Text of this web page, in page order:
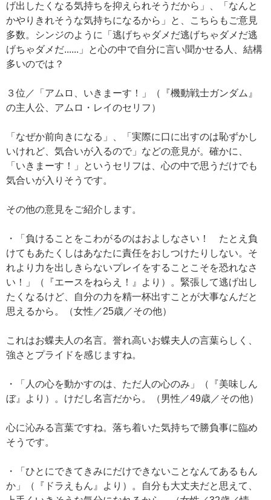
げ出したくなる気持ちを抑えられそうだから」、「なんと
かやりきれそうな気持ちになるから」と、こちらもご意見
多数。シンジのように「逃げちゃダメだ逃げちゃダメだ逃
げちゃダメだ......」と心の中で自分に言い聞かせる人、結構
多いのでは？
３位／「アムロ、いきまーす！」（『機動戦士ガンダム』
の主人公、アムロ・レイのセリフ）
「なぜか前向きになる」、「実際に口に出すのは恥ずかし
いけれど、気合いが入るので」などの意見が。確かに、
「いきまーす！」というセリフは、心の中で思うだけでも
気合いが入りそうです。
その他の意見をご紹介します。
・「負けることをこわがるのはおよしなさい！ たとえ負
けてもあたくしはあなたに責任をおしつけたりしない。そ
れより力を出しきらないプレイをすることこそを恐れなさ
い！」（『エースをねらえ！』より）。緊張して逃げ出し
たくなるけど、自分の力を精一杯出すことが大事なんだと
思えるから。（女性／25歳／その他）
これはお蝶夫人の名言。誉れ高いお蝶夫人の言葉らしく、
強さとプライドを感じますね。
・「人の心を動かすのは、ただ人の心のみ」（『美味しん
ぼ』より）。けだし名言だから。（男性／49歳／その他）
心に沁みる言葉ですね。落ち着いた気持ちで勝負事に臨め
そうです。
・「ひとにできてきみにだけできないことなんてあるもん
か」（『ドラえもん』より）。自分も大丈夫だと思えて、